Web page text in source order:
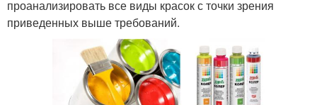
проанализировать все виды красок с точки зрения
приведенных выше требований.